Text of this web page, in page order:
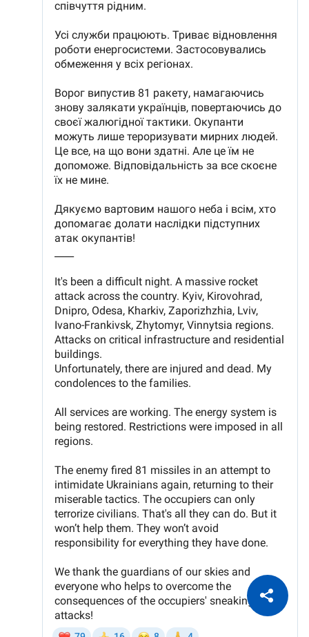
Copiază Link
Citește articolul
CITEȘTE